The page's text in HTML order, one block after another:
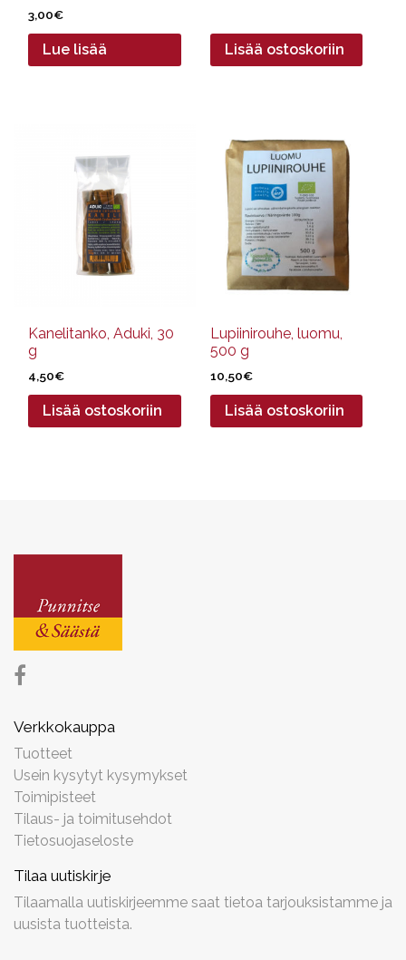
3,00€
Lue lisää Lisää ostoskoriin
Kanelitanko, Aduki, 30
g
4,50€
Lisää ostoskoriin
Lupiinirouhe, luomu,
500 g
10,50€
Lisää ostoskoriin
Verkkokauppa
Tuotteet
Usein kysytyt kysymykset
Toimipisteet
Tilaus- ja toimitusehdot
Tietosuojaseloste
Tilaa uutiskirje
Tilaamalla uutiskirjeemme saat tietoa tarjouksistamme ja
uusista tuotteista.